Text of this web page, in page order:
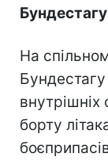
Бундестагу
На
борту